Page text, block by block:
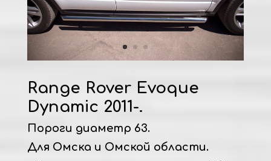
Range Rover Evoque
Dynamic 2011-.
Пороги диаметр 63.
Для Омска и Омской области.